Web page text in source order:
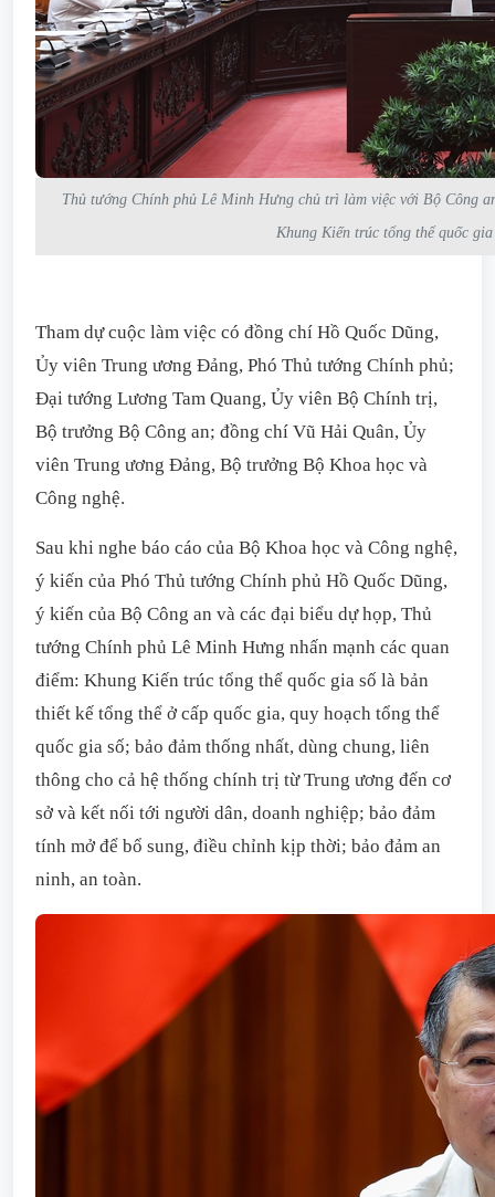
Thủ tướng Chính phủ Lê Minh Hưng chủ trì làm việc với Bộ Công
Khung Kiến trúc tổng thể quốc
Tham dự cuộc làm việc có đồng chí Hồ Quốc Dũng,
Ủy viên Trung ương Đảng, Phó Thủ tướng Chính phủ;
Đại tướng Lương Tam Quang, Ủy viên Bộ Chính trị,
Bộ trưởng Bộ Công an; đồng chí Vũ Hải Quân, Ủy
viên Trung ương Đảng, Bộ trưởng Bộ Khoa học và
Công nghệ.
Sau khi nghe báo cáo của Bộ Khoa học và Công nghệ,
ý kiến của Phó Thủ tướng Chính phủ Hồ Quốc Dũng,
ý kiến của Bộ Công an và các đại biểu dự họp, Thủ
tướng Chính phủ Lê Minh Hưng nhấn mạnh các quan
điểm: Khung Kiến trúc tổng thể quốc gia số là bản
thiết kế tổng thể ở cấp quốc gia, quy hoạch tổng thể
quốc gia số; bảo đảm thống nhất, dùng chung, liên
thông cho cả hệ thống chính trị từ Trung ương đến cơ
sở và kết nối tới người dân, doanh nghiệp; bảo đảm
tính mở để bổ sung, điều chỉnh kịp thời; bảo đảm an
ninh, an toàn.